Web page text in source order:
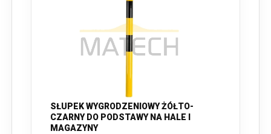
SŁUPEK WYGRODZENIOWY ŻÓŁTO-
CZARNY DO PODSTAWY NA HALE I
MAGAZYNY